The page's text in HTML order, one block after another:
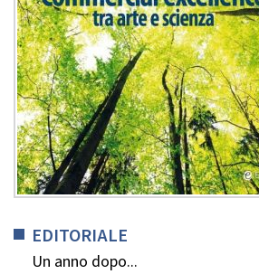
EDITORIALE
Un anno dopo...